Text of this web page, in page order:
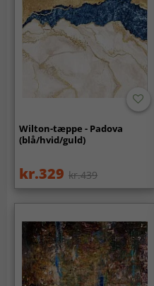
Wilton-tæppe - Padova
(blå/hvid/guld)
kr.329 kr.439